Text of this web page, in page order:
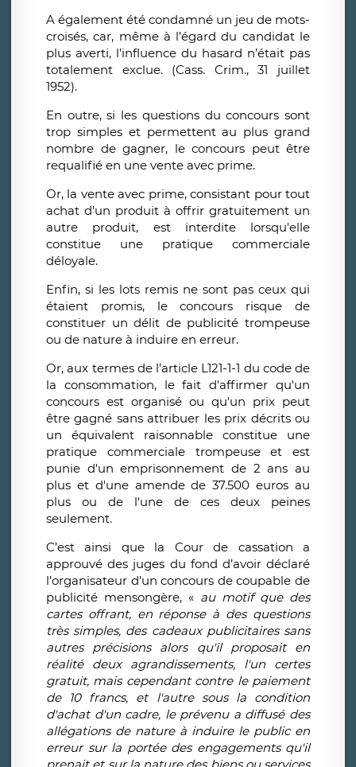
A également été condamné un jeu de mots-
croisés, car, même à l’égard du candidat le
plus averti, l’influence du hasard n’était pas
totalement exclue. (Cass. Crim., 31 juillet
1952).
En outre, si les questions du concours sont
trop simples et permettent au plus grand
nombre de gagner, le concours peut être
requalifié en une vente avec prime.
Or, la vente avec prime, consistant pour tout
achat d'un produit à offrir gratuitement un
autre produit, est interdite lorsqu'elle
constitue une pratique commerciale
déloyale.
Enfin, si les lots remis ne sont pas ceux qui
étaient promis, le concours risque de
constituer un délit de publicité trompeuse
ou de nature à induire en erreur.
Or, aux termes de l’article L121-1-1 du code de
la consommation, le fait d'affirmer qu'un
concours est organisé ou qu'un prix peut
être gagné sans attribuer les prix décrits ou
un équivalent raisonnable constitue une
pratique commerciale trompeuse et est
punie d'un emprisonnement de 2 ans au
plus et d'une amende de 37.500 euros au
plus ou de l'une de ces deux peines
seulement.
C’est ainsi que la Cour de cassation a
approuvé des juges du fond d’avoir déclaré
l’organisateur d’un concours de coupable de
publicité mensongère, « au motif que des
cartes offrant, en réponse à des questions
très simples, des cadeaux publicitaires sans
autres précisions alors qu'il proposait en
réalité deux agrandissements, l'un certes
gratuit, mais cependant contre le paiement
de 10 francs, et l'autre sous la condition
d'achat d'un cadre, le prévenu a diffusé des
allégations de nature à induire le public en
erreur sur la portée des engagements qu'il